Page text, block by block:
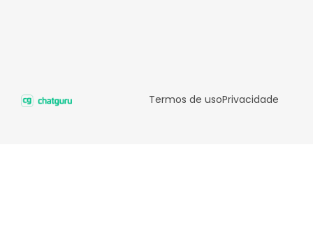
Termos de usoPrivacidade